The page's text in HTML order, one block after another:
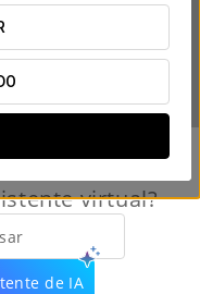
virtual?
de IA